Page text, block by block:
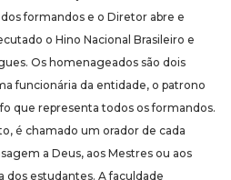
formandos e o Diretor abre e
o Hino Nacional Brasileiro e
Os homenageados são dois
funcionária da entidade, o patrono
que representa todos os formandos.
é chamado um orador de cada
a Deus, aos Mestres ou aos
dos estudantes. A faculdade